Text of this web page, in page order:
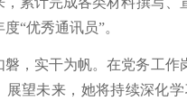
“优秀通讯员”。
磐，实干为帆。在党务工作
展望未来，她将持续深化